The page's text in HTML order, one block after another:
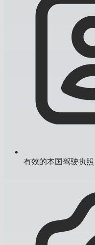
有效的本国驾驶执照